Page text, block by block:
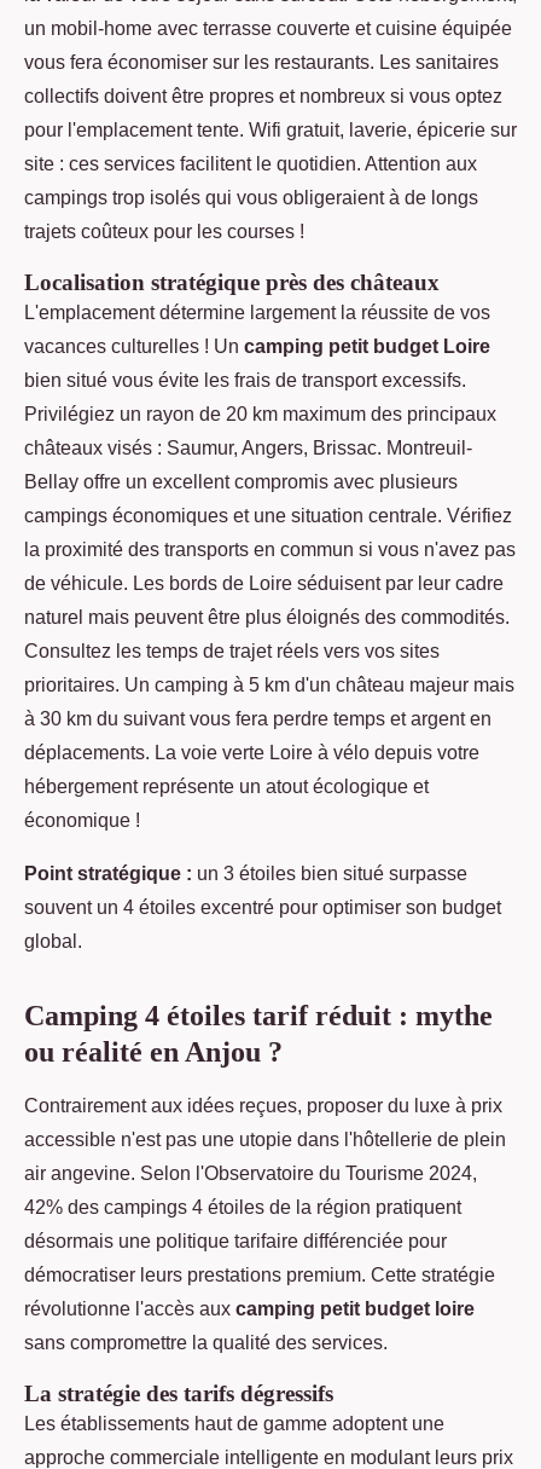
un mobil-home avec terrasse couverte et cuisine équipée
vous fera économiser sur les restaurants. Les sanitaires
collectifs doivent être propres et nombreux si vous optez
pour l'emplacement tente. Wifi gratuit, laverie, épicerie sur
site : ces services facilitent le quotidien. Attention aux
campings trop isolés qui vous obligeraient à de longs
trajets coûteux pour les courses !
Localisation stratégique près des châteaux
L'emplacement détermine largement la réussite de vos
vacances culturelles ! Un camping petit budget Loire
bien situé vous évite les frais de transport excessifs.
Privilégiez un rayon de 20 km maximum des principaux
châteaux visés : Saumur, Angers, Brissac. Montreuil-
Bellay offre un excellent compromis avec plusieurs
campings économiques et une situation centrale. Vérifiez
la proximité des transports en commun si vous n'avez pas
de véhicule. Les bords de Loire séduisent par leur cadre
naturel mais peuvent être plus éloignés des commodités.
Consultez les temps de trajet réels vers vos sites
prioritaires. Un camping à 5 km d'un château majeur mais
à 30 km du suivant vous fera perdre temps et argent en
déplacements. La voie verte Loire à vélo depuis votre
hébergement représente un atout écologique et
économique !
Point stratégique : un 3 étoiles bien situé surpasse
souvent un 4 étoiles excentré pour optimiser son budget
global.
Camping 4 étoiles tarif réduit : mythe
ou réalité en Anjou ?
Contrairement aux idées reçues, proposer du luxe à prix
accessible n'est pas une utopie dans l'hôtellerie de plein
air angevine. Selon l'Observatoire du Tourisme 2024,
42% des campings 4 étoiles de la région pratiquent
désormais une politique tarifaire différenciée pour
démocratiser leurs prestations premium. Cette stratégie
révolutionne l'accès aux camping petit budget loire
sans compromettre la qualité des services.
La stratégie des tarifs dégressifs
Les établissements haut de gamme adoptent une
approche commerciale intelligente en modulant leurs prix